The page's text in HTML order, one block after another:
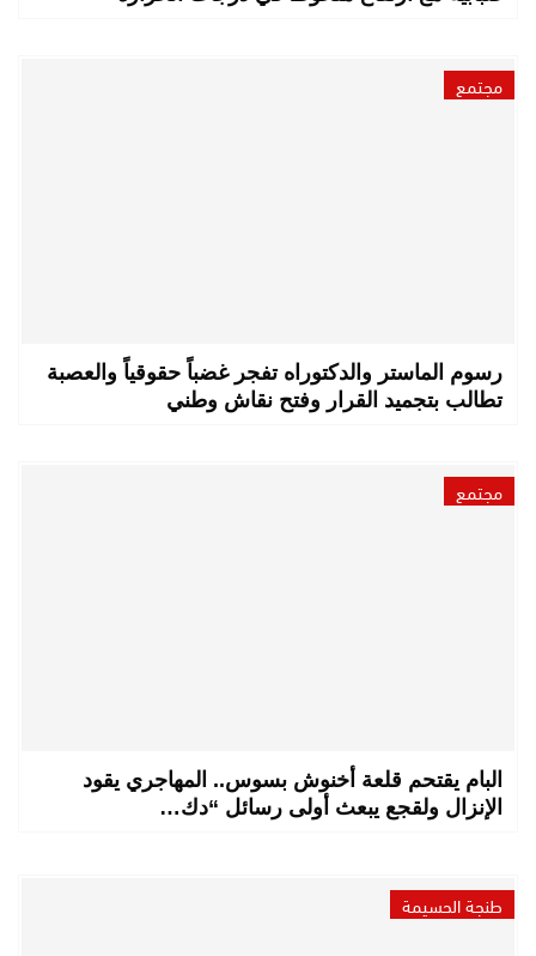
مجتمع
رسوم الماستر والدكتوراه تفجر غضباً حقوقياً والعصبة
تطالب بتجميد القرار وفتح نقاش وطني
مجتمع
البام يقتحم قلعة أخنوش بسوس.. المهاجري يقود
الإنزال ولقجع يبعث أولى رسائل “دك…
طنجة الحسيمة